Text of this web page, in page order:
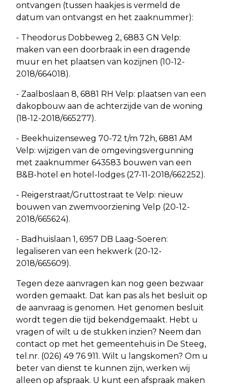
ontvangen (tussen haakjes is vermeld de
datum van ontvangst en het zaaknummer):
- Theodorus Dobbeweg 2, 6883 GN Velp:
maken van een doorbraak in een dragende
muur en het plaatsen van kozijnen (10-12-
2018/664018).
- Zaalboslaan 8, 6881 RH Velp: plaatsen van een
dakopbouw aan de achterzijde van de woning
(18-12-2018/665277).
- Beekhuizenseweg 70-72 t/m 72h, 6881 AM
Velp: wijzigen van de omgevingsvergunning
met zaaknummer 643583 bouwen van een
B&B-hotel en hotel-lodges (27-11-2018/662252).
- Reigerstraat/Gruttostraat te Velp: nieuw
bouwen van zwemvoorziening Velp (20-12-
2018/665624).
- Badhuislaan 1, 6957 DB Laag-Soeren:
legaliseren van een hekwerk (20-12-
2018/665609).
Tegen deze aanvragen kan nog geen bezwaar
worden gemaakt. Dat kan pas als het besluit op
de aanvraag is genomen. Het genomen besluit
wordt tegen die tijd bekendgemaakt. Hebt u
vragen of wilt u de stukken inzien? Neem dan
contact op met het gemeentehuis in De Steeg,
tel.nr. (026) 49 76 911. Wilt u langskomen? Om u
beter van dienst te kunnen zijn, werken wij
alleen op afspraak. U kunt een afspraak maken